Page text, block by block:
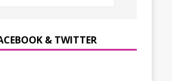
& TWITTER